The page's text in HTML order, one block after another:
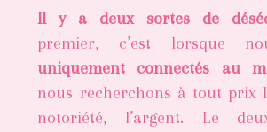
Il y a deux sortes de
premier, c’est lorsque
uniquement connectés au
nous recherchons à tout prix
notoriété, l’argent. Le